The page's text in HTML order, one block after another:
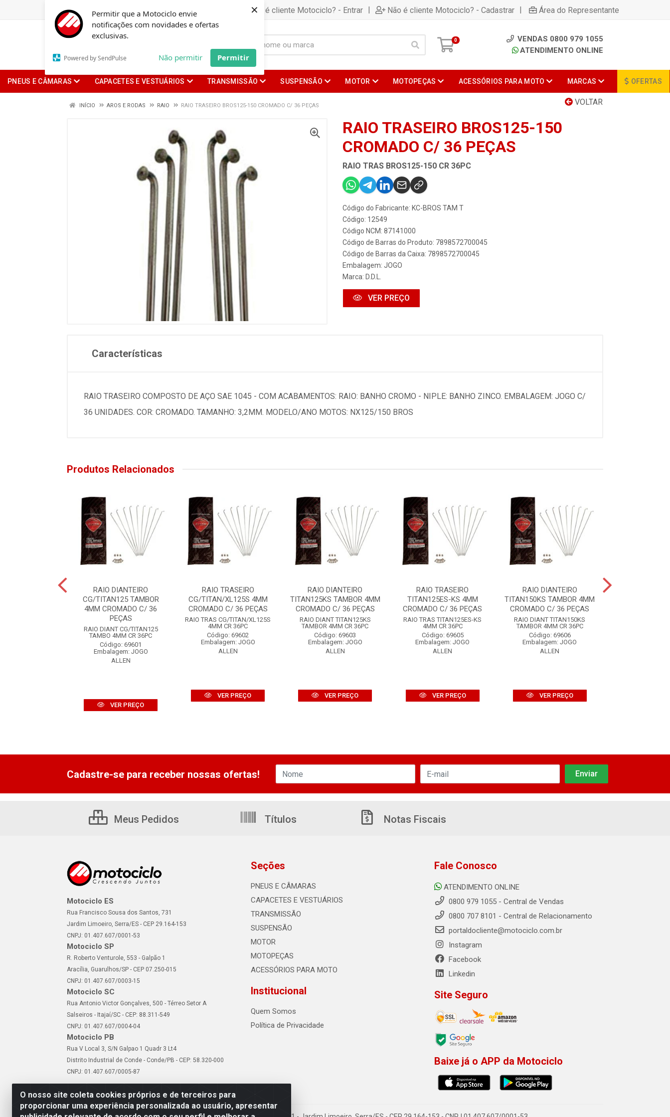
Permitir que a Motociclo envie
notificações com novidades e ofertas
exclusivas.
Powered by SendPulse Não permitir Permitir
×Já é cliente Motociclo? - Entrar | Não é cliente Motociclo? - Cadastrar | Área do Representante
0
VENDAS 0800 979 1055
ATENDIMENTO ONLINE
PNEUS E CÂMARAS CAPACETES E VESTUÁRIOS TRANSMISSÃO SUSPENSÃO MOTOR MOTOPEÇAS ACESSÓRIOS PARA MOTO MARCAS OFERTAS
VOLTAR
INÍCIO AROS E RODAS RAIO RAIO TRASEIRO BROS125-150 CROMADO C/ 36 PEÇAS
RAIO TRASEIRO BROS125-150
CROMADO C/ 36 PEÇAS
RAIO TRAS BROS125-150 CR 36PC
Código do Fabricante: KC-BROS TAM T
Código: 12549
Código NCM: 87141000
Código de Barras do Produto: 7898572700045
Código de Barras da Caixa: 7898572700045
Embalagem: JOGO
Marca: D.D.L.
VER PREÇO
Características
RAIO TRASEIRO COMPOSTO DE AÇO SAE 1045 - COM ACABAMENTOS: RAIO: BANHO CROMO - NIPLE: BANHO ZINCO. EMBALAGEM: JOGO C/
36 UNIDADES. COR: CROMADO. TAMANHO: 3,2MM. MODELO/ANO MOTOS: NX125/150 BROS
Produtos Relacionados
RAIO DIANTEIRO
CG/TITAN125 TAMBOR
4MM CROMADO C/ 36
PEÇAS
RAIO DIANT CG/TITAN125
TAMBO 4MM CR 36PC
Código: 69601
Embalagem: JOGO
ALLEN
VER PREÇO
RAIO TRASEIRO
CG/TITAN/XL125S 4MM
CROMADO C/ 36 PEÇAS
RAIO TRAS CG/TITAN/XL125S
4MM CR 36PC
Código: 69602
Embalagem: JOGO
ALLEN
VER PREÇO
RAIO DIANTEIRO
TITAN125KS TAMBOR 4MM
CROMADO C/ 36 PEÇAS
RAIO DIANT TITAN125KS
TAMBOR 4MM CR 36PC
Código: 69603
Embalagem: JOGO
ALLEN
VER PREÇO
RAIO TRASEIRO
TITAN125ES-KS 4MM
CROMADO C/ 36 PEÇAS
RAIO TRAS TITAN125ES-KS
4MM CR 36PC
Código: 69605
Embalagem: JOGO
ALLEN
VER PREÇO
RAIO DIANTEIRO
TITAN150KS TAMBOR 4MM
CROMADO C/ 36 PEÇAS
RAIO DIANT TITAN150KS
TAMBOR 4MM CR 36PC
Código: 69606
Embalagem: JOGO
ALLEN
VER PREÇO
O nosso site coleta cookies próprios e de terceiros para
proporcionar uma experiência personalizada ao usuário, apresentar
Cadastre-se para receber nossas ofertas!
Meus Pedidos Títulos Notas Fiscais
Motociclo ES
Rua Francisco Sousa dos Santos, 731
Jardim Limoeiro, Serra/ES - CEP 29.164-153
CNPJ: 01.407.607/0001-53
Motociclo SP
R. Roberto Venturole, 553 - Galpão 1
Aracília, Guarulhos/SP - CEP 07.250-015
CNPJ: 01.407.607/0003-15
Motociclo SC
Rua Antonio Victor Gonçalves, 500 - Térreo Setor A
Salseiros - Itajaí/SC - CEP: 88.311-549
CNPJ: 01.407.607/0004-04
Motociclo PB
Rua V Local 3, S/N Galpao 1 Quadr 3 Lt4
Distrito Industrial de Conde - Conde/PB - CEP: 58.320-000
CNPJ: 01.407.607/0005-87
Seções
PNEUS E CÂMARAS
CAPACETES E VESTUÁRIOS
TRANSMISSÃO
SUSPENSÃO
MOTOR
MOTOPEÇAS
ACESSÓRIOS PARA MOTO
Institucional
Quem Somos
Política de Privacidade
Fale Conosco
ATENDIMENTO ONLINE
0800 979 1055 - Central de Vendas
0800 707 8101 - Central de Relacionamento
portaldocliente@motociclo.com.br
Instagram
Facebook
Linkedin
Site Seguro
Baixe já o APP da Motociclo